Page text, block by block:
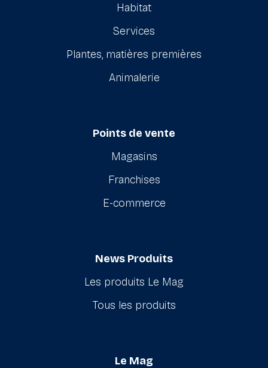
Habitat
Services
Plantes, matières premières
Animalerie
Points de vente
Magasins
Franchises
E-commerce
News Produits
Les produits Le Mag
Tous les produits
Le Mag